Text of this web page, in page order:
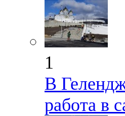
1
В
работа в